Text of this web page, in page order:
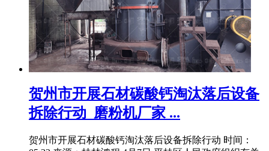
贺州市开展石材碳酸钙淘汰落后设备
拆除行动_磨粉机厂家 ...
贺州市开展石材碳酸钙淘汰落后设备拆除行动 时间：